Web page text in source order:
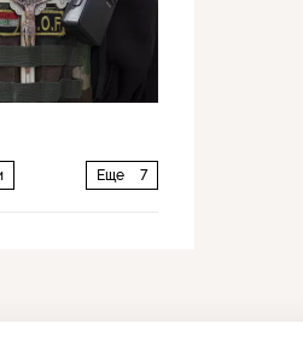
Еще 7